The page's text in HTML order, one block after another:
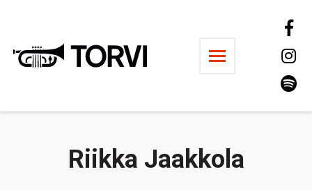
Ravintola Torvi
Riikka Jaakkola